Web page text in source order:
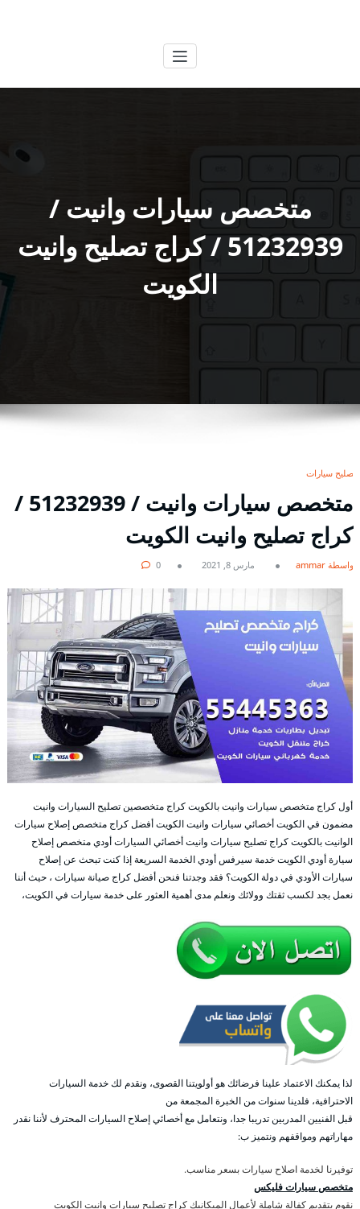
متخصص سيارات وانيت /
51232939‬ / كراج تصليح وانيت
الكويت
تصليح سيارات
متخصص سيارات وانيت / 51232939‬ /
كراج تصليح وانيت الكويت
بواسطة ammar مارس 8, 2021 0
أول كراج متخصص سيارات وانيت بالكويت كراج متخصصين تصليح السيارات وانيت
مضمون في الكويت أخصائي سيارات وانيت الكويت أفضل كراج متخصص إصلاح سيارات
الوانيت بالكويت كراج تصليح سيارات وانيت أخصائي السيارات أودي متخصص إصلاح
سيارة أودي الكويت خدمة سيرفس أودي الخدمة السريعة إذا كنت تبحث عن إصلاح
سيارات الأودي في دولة الكويت؟ فقد وجدتنا فنحن أفضل كراج صيانة سيارات ، حيث أننا
نعمل بجد لكسب ثقتك وولائك ونعلم مدى أهمية العثور على خدمة سيارات في الكويت،
لذا يمكنك الاعتماد علينا فرضائك هو أولويتنا القصوى، ونقدم لك خدمة السيارات
الاحترافية، فلدينا سنوات من الخبرة المجمعة من
قبل الفنيين المدربين تدريبا جدا، ونتعامل مع أخصائي إصلاح السيارات المحترف لأننا نقدر
مهاراتهم ومواقفهم ونتميز ب:
توفيرنا لخدمة اصلاح سيارات بسعر مناسب.
متخصص سيارات فليكس
نقوم بتقديم كفالة شاملة لأعمال الميكانيك كراج تصليح سيارات وانيت الكويت